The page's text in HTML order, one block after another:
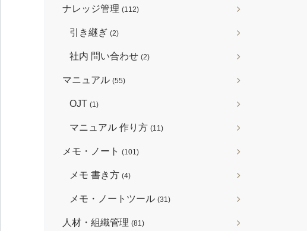
ナレッジ管理 (112)
引き継ぎ (2)
社内 問い合わせ (2)
マニュアル (55)
OJT (1)
マニュアル 作り方 (11)
メモ・ノート (101)
メモ 書き方 (4)
メモ・ノートツール (31)
人材・組織管理 (81)